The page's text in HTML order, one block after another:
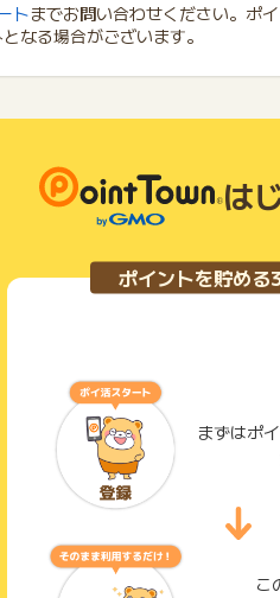
トまでお問い合わせください。ポイ
なる場合がございます。
は
ポイントを貯める
まずはポ
こ